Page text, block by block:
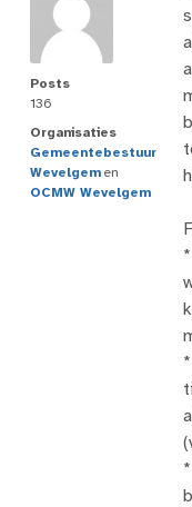
Posts
136
Organisaties
Gemeentebestuur
Wevelgem en
OCMW Wevelgem